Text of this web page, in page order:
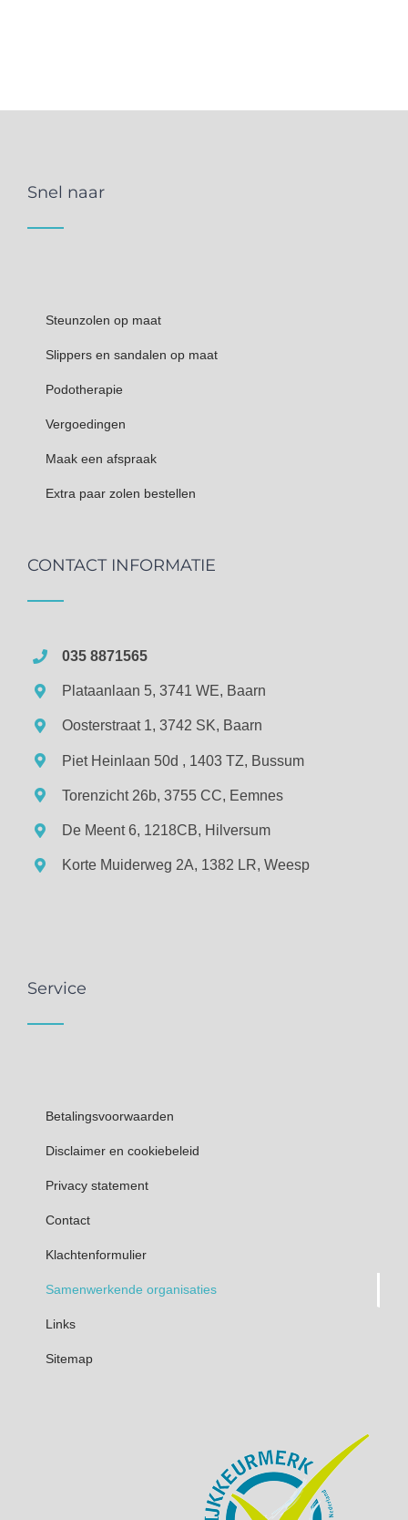
Snel naar
Steunzolen op maat
Slippers en sandalen op maat
Podotherapie
Vergoedingen
Maak een afspraak
Extra paar zolen bestellen
CONTACT INFORMATIE
035 8871565
Plataanlaan 5, 3741 WE, Baarn
Oosterstraat 1, 3742 SK, Baarn
Piet Heinlaan 50d , 1403 TZ, Bussum
Torenzicht 26b, 3755 CC, Eemnes
De Meent 6, 1218CB, Hilversum
Korte Muiderweg 2A, 1382 LR, Weesp
Service
Betalingsvoorwaarden
Disclaimer en cookiebeleid
Privacy statement
Contact
Klachtenformulier
Samenwerkende organisaties
Links
Sitemap